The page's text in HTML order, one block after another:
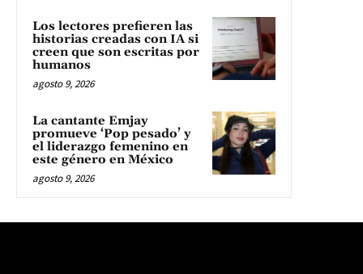
Los lectores prefieren las
historias creadas con IA si
creen que son escritas por
humanos
agosto 9, 2026
La cantante Emjay
promueve ‘Pop pesado’ y
el liderazgo femenino en
este género en México
agosto 9, 2026